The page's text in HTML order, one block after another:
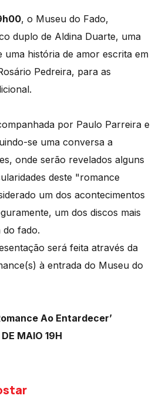
, o Museu do Fado,
duplo de Aldina Duarte, uma
uma história de amor escrita em
Pedreira, para as
por Paulo Parreira e
se uma conversa a
onde serão revelados alguns
deste "romance
um dos acontecimentos
um dos discos mais
do fado.
será feita através da
à entrada do Museu do
Ao Entardecer’
MAIO 19H